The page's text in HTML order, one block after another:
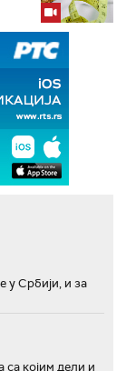
у Србији, и за
са којим дели и